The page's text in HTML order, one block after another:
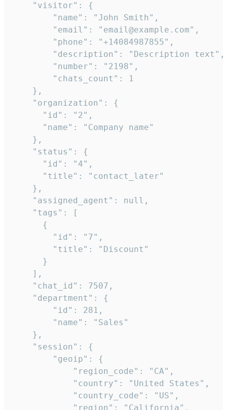
    "visitor": {
        "name": "John Smith",
        "email": "email@example.com",
        "phone": "+14084987855",
        "description": "Description text",
        "number": "2198",
        "chats_count": 1
    },
    "organization": {
      "id": "2",
      "name": "Company name"
    },
    "status": {
      "id": "4",
      "title": "contact_later"
    },
    "assigned_agent": null,
    "tags": [
      {
        "id": "7",
        "title": "Discount"
      }
    ],
    "chat_id": 7507,
    "department": {
        "id": 281,
        "name": "Sales"
    },
    "session": {
        "geoip": {
            "region_code": "CA",
            "country": "United States",
            "country_code": "US",
            "region": "California",